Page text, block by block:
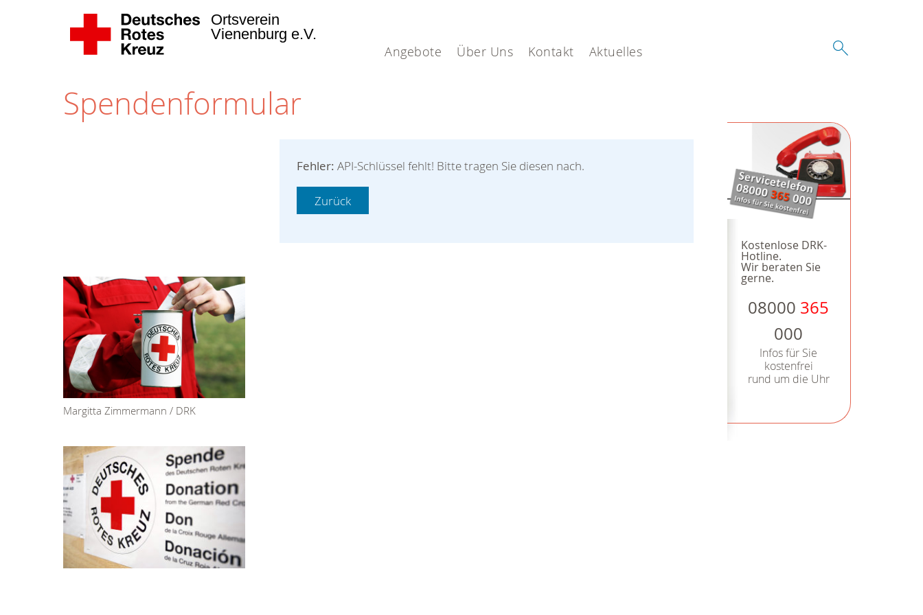
Angebote Über Uns Kontakt Aktuelles
Ortsverein
Vienenburg e.V.
Spendenformular
Kostenlose DRK-
Hotline.
Wir beraten Sie
gerne.
08000 365
000
Infos für Sie
kostenfrei
rund um die Uhr
Fehler: API-Schlüssel fehlt! Bitte tragen Sie diesen nach.
Margitta Zimmermann / DRK